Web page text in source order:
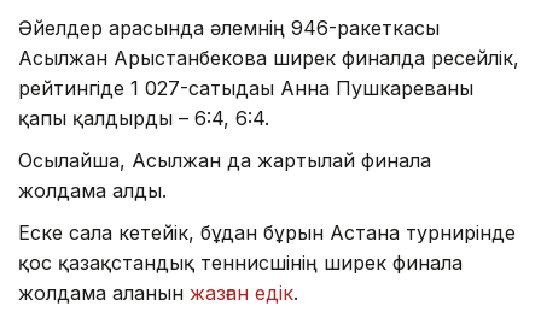
Әйелдер арасында әлемнің 946-ракеткасы
Асылжан Арыстанбекова ширек финалда ресейлік,
рейтингіде 1 027-сатыдағы Анна Пушкареваны
қапы қалдырды – 6:4, 6:4.
Осылайша, Асылжан да жартылай финалға
жолдама алды.
Еске сала кетейік, бұдан бұрын Астана турнирінде
қос қазақстандық теннисшінің ширек финалға
жолдама алғанын жазған едік.